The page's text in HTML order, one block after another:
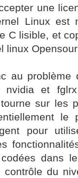
une
Linux est
C lisible, et
linux
au problème
nvidia et
sur les
le
pour
dans
contrôle du